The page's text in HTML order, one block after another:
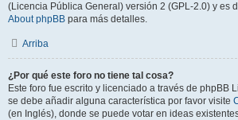
(Licencia Pública General) versión 2 (GPL-2.0) y es
About phpBB para más detalles.
Arriba
¿Por qué este foro no tiene tal cosa?
Este foro fue escrito y licenciado a través de phpBB
se debe añadir alguna característica por favor visite
(en Inglés), donde se puede votar en ideas